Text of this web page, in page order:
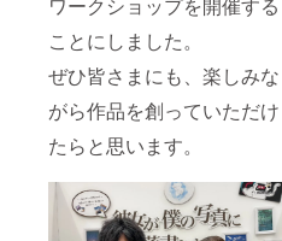
ことにしました。
ぜひ皆さまにも、楽しみな
がら作品を創っていただけ
たらと思います。